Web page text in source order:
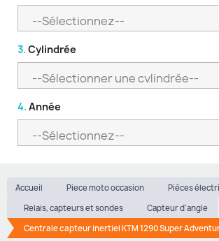
3. Cylindrée
4. Année
Accueil Piece moto occasion
Pièces
Relais, capteurs et sondes
Capteur d'angle
Centrale capteur inertiel KTM 1290 Super